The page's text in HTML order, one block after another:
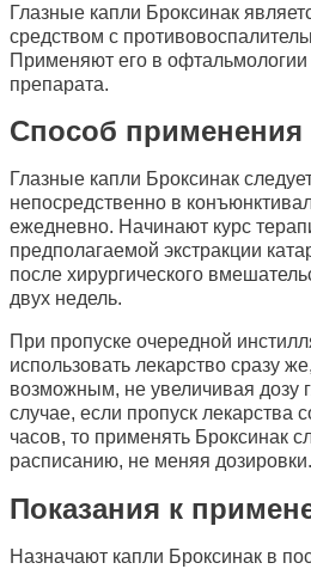
Глазные капли Броксинак
средством с
Применяют его в офтальмологии
препарата.
Способ
Глазные капли Броксинак
непосредственно в
ежедневно. Начинают курс
предполагаемой экстракции
после хирургического
двух недель.
При пропуске очередной
использовать лекарство сразу
возможным, не увеличивая дозу
случае, если пропуск лекарства
часов, то применять Броксинак
расписанию, не меняя дозировки.
Показания к
Назначают капли Броксинак в